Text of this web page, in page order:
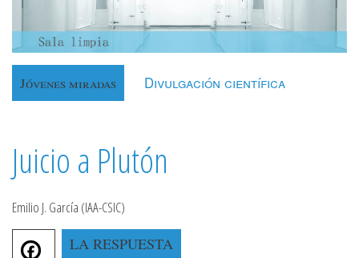
Jóvenes miradas Divulgación científica
Juicio a Plutón
Emilio J. García (IAA-CSIC)
LA RESPUESTA